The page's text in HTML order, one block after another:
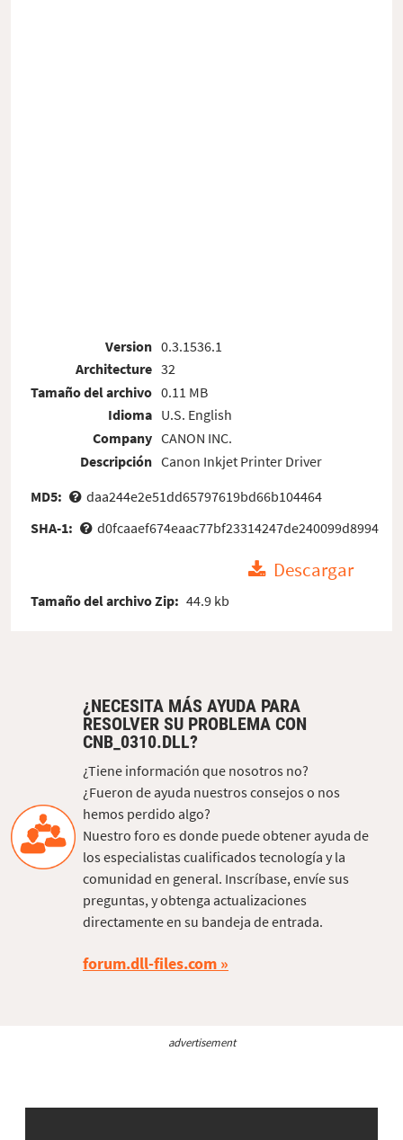
Version
Architecture
Tamaño del archivo
Idioma
Company
Descripción
0.3.1536.1
32
0.11 MB
U.S. English
CANON INC.
Canon Inkjet Printer Driver
MD5:
daa244e2e51dd65797619bd66b104464
SHA-1:
d0fcaaef674eaac77bf23314247de240099d8994
Descargar
Tamaño del archivo Zip: 44.9 kb
¿NECESITA MÁS AYUDA PARA
RESOLVER SU PROBLEMA CON
CNB_0310.DLL?
¿Tiene información que nosotros no?
¿Fueron de ayuda nuestros consejos o nos
hemos perdido algo?
Nuestro foro es donde puede obtener ayuda de
los especialistas cualificados tecnología y la
comunidad en general. Inscríbase, envíe sus
preguntas, y obtenga actualizaciones
directamente en su bandeja de entrada.
forum.dll-files.com
advertisement